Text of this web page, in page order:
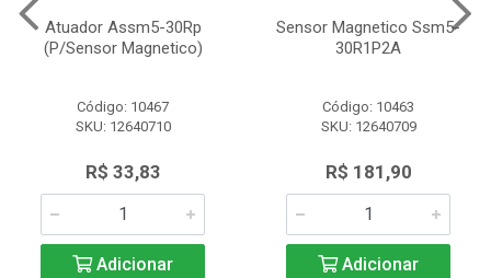
Atuador Assm5-30Rp
(P/Sensor Magnetico)
Código: 10467
SKU: 12640710
R$ 33,83
Adicionar
Sensor Magnetico Ssm5-
30R1P2A
Código: 10463
SKU: 12640709
R$ 181,90
Adicionar